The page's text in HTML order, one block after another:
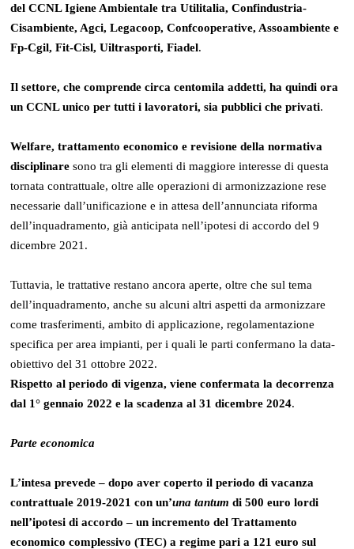
del CCNL Igiene Ambientale tra Utilitalia, Confindustria-
Cisambiente, Agci, Legacoop, Confcooperative, Assoambiente e
Fp-Cgil, Fit-Cisl, Uiltrasporti, Fiadel.
Il settore, che comprende circa centomila addetti, ha quindi ora
un CCNL unico per tutti i lavoratori, sia pubblici che privati.
Welfare, trattamento economico e revisione della normativa
disciplinare sono tra gli elementi di maggiore interesse di questa
tornata contrattuale, oltre alle operazioni di armonizzazione rese
necessarie dall’unificazione e in attesa dell’annunciata riforma
dell’inquadramento, già anticipata nell’ipotesi di accordo del 9
dicembre 2021.
Tuttavia, le trattative restano ancora aperte, oltre che sul tema
dell’inquadramento, anche su alcuni altri aspetti da armonizzare
come trasferimenti, ambito di applicazione, regolamentazione
specifica per area impianti, per i quali le parti confermano la data-
obiettivo del 31 ottobre 2022.
Rispetto al periodo di vigenza, viene confermata la decorrenza
dal 1° gennaio 2022 e la scadenza al 31 dicembre 2024.
Parte economica
L’intesa prevede – dopo aver coperto il periodo di vacanza
contrattuale 2019-2021 con un’una tantum di 500 euro lordi
nell’ipotesi di accordo – un incremento del Trattamento
economico complessivo (TEC) a regime pari a 121 euro sul